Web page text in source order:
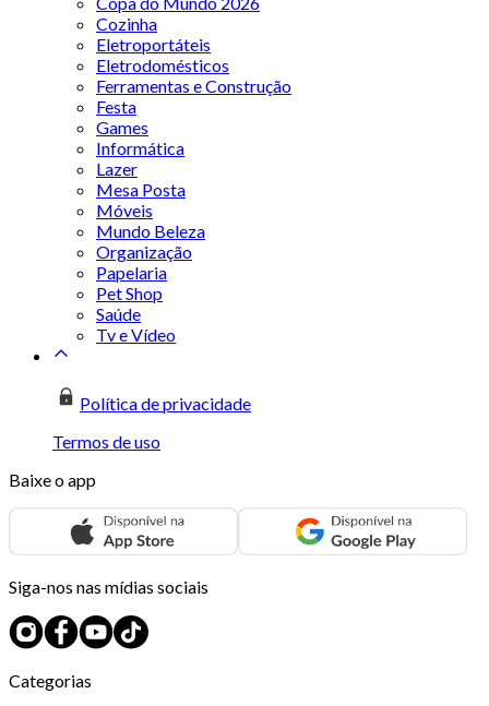
Cozinha
Eletroportáteis
Eletrodomésticos
Ferramentas e Construção
Festa
Games
Informática
Lazer
Mesa Posta
Móveis
Mundo Beleza
Organização
Papelaria
Pet Shop
Saúde
Tv e Vídeo
Política de privacidade
Termos de uso
Baixe o app
Siga-nos nas mídias sociais
Categorias